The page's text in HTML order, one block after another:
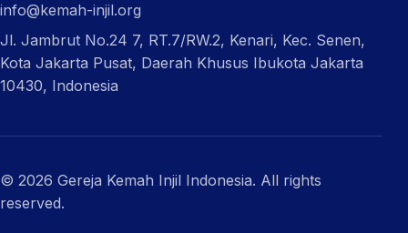
info@kemah-injil.org
Jl. Jambrut No.24 7, RT.7/RW.2, Kenari, Kec. Senen,
Kota Jakarta Pusat, Daerah Khusus Ibukota Jakarta
10430, Indonesia
© 2026 Gereja Kemah Injil Indonesia. All rights
reserved.